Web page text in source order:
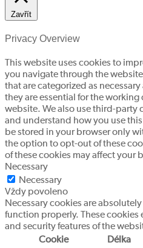
Zavřít
Privacy Overview
This website uses cookies to
you navigate through the
that are categorized as
they are essential for the
website. We also use third-party
and understand how you use this
be stored in your browser only
the option to opt-out of these
of these cookies may affect your
Necessary
Necessary
Vždy povoleno
Necessary cookies are
function properly. These cookies
and security features of the
Cookie
Délka